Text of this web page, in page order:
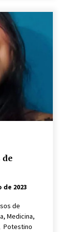
de
2023
de
Medicina,
Potestino